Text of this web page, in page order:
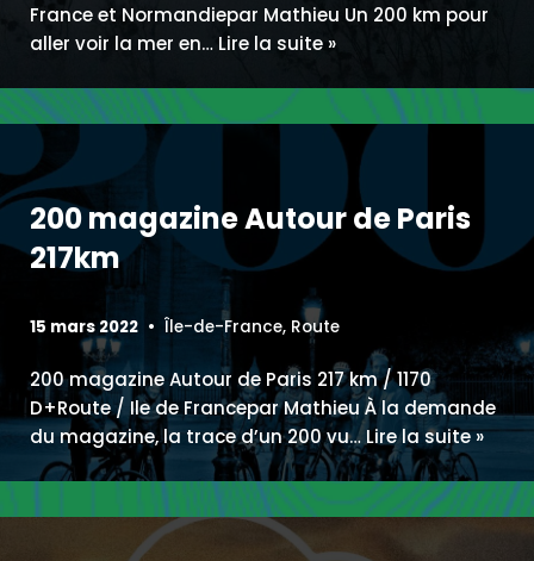
France et Normandiepar Mathieu Un 200 km pour
aller voir la mer en… Lire la suite »
200 magazine Autour de Paris
217km
15 mars 2022 Île-de-France, Route
200 magazine Autour de Paris 217 km / 1170
D+Route / Ile de Francepar Mathieu À la demande
du magazine, la trace d’un 200 vu… Lire la suite »